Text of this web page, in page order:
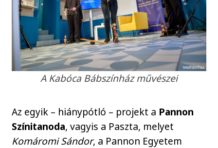
A Kabóca Bábszínház művészei
Az egyik – hiánypótló – projekt a Pannon
Színitanoda, vagyis a Paszta, melyet
Komáromi Sándor, a Pannon Egyetem